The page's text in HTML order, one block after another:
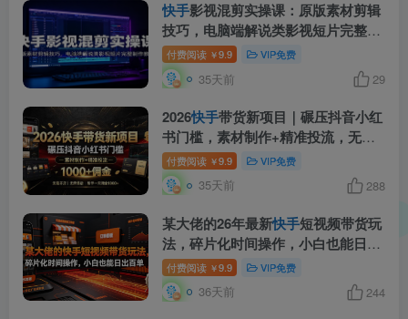
快手影视混剪实操课：原版素材剪辑
技巧，电脑端解说类影视短片完整制
作教学
付费阅读 ￥9.9 VIP免费
35天前 29
2026快手带货新项目｜碾压抖音小红
书门槛，素材制作+精准投流，无需
开店，无需售后，新手一天佣金
1000+
付费阅读 ￥9.9 VIP免费
35天前 288
某大佬的26年最新快手短视频带货玩
法，碎片化时间操作，小白也能日出
百单
付费阅读 ￥9.9 VIP免费
36天前 244